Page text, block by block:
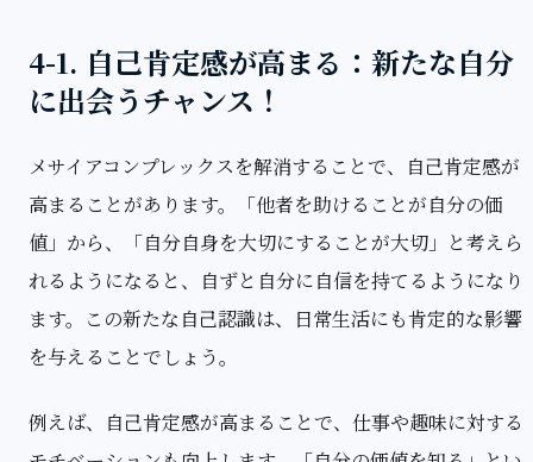
4-1. 自己肯定感が高まる：新たな自分
に出会うチャンス！
メサイアコンプレックスを解消することで、自己肯定感が
高まることがあります。「他者を助けることが自分の価
値」から、「自分自身を大切にすることが大切」と考えら
れるようになると、自ずと自分に自信を持てるようになり
ます。この新たな自己認識は、日常生活にも肯定的な影響
を与えることでしょう。
例えば、自己肯定感が高まることで、仕事や趣味に対する